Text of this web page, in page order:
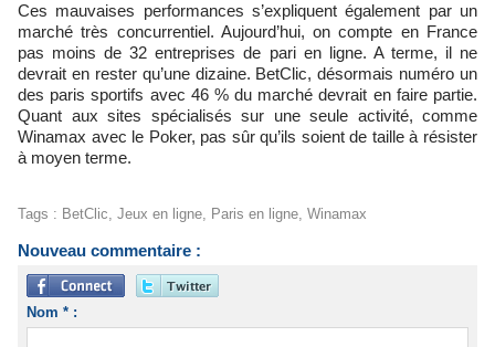
Ces mauvaises performances s’expliquent également par un
marché très concurrentiel. Aujourd’hui, on compte en France
pas moins de 32 entreprises de pari en ligne. A terme, il ne
devrait en rester qu’une dizaine. BetClic, désormais numéro un
des paris sportifs avec 46 % du marché devrait en faire partie.
Quant aux sites spécialisés sur une seule activité, comme
Winamax avec le Poker, pas sûr qu’ils soient de taille à résister
à moyen terme.
Tags : BetClic, Jeux en ligne, Paris en ligne, Winamax
Nouveau commentaire :
Nom * :